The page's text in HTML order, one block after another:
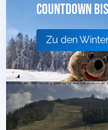
Countdown
Zu den